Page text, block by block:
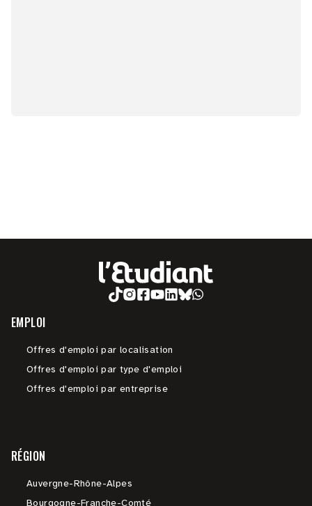
EMPLOI
Offres d'emploi par localisation
Offres d'emploi par type d'emploi
Offres d'emploi par entreprise
RÉGION
Auvergne-Rhône-Alpes
Bourgogne-Franche-Comté